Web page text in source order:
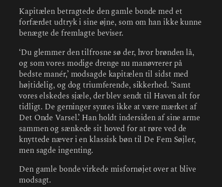
Kapitælen betragtede den gamle bonde med et
forfærdet udtryk i sine øjne, som om han ikke kunne
benægte de fremlagte beviser.
‘Du glemmer den tilfrosne sø der, hvor brønden lå,
og som vores modige drenge nu manøvrerer på
bedste manér,’ modsagde kapitælen til sidst med
højtidelig, og dog triumferende, sikkerhed. ‘Samt
vores elskedes sjæle, der blev sendt til Haven alt for
tidligt. De gerninger syntes ikke at være mærket af
Det Onde Varsel.’ Han holdt indersiden af sine arme
sammen og sænkede sit hoved for at røre ved de
knyttede næver i en klassisk bøn til De Fem Søjler,
men sagde ingenting.
Den gamle bonde virkede misfornøjet over at blive
modsagt.